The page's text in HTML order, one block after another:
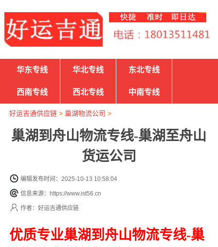
华东专线 华北专线 东北专线
西南专线 西北专线 中南专线
好运吉通供应链> 巢湖物流公司 >
巢湖到舟山物流专线-巢湖至舟山
货运公司
编辑发布时间：2025-10-13 10:58:04
信息来源：https://www.ist56.cn
作者：好运吉通供应链
优质专业巢湖到舟山物流专线-巢